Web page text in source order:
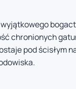
chronionych
pod ścisłym